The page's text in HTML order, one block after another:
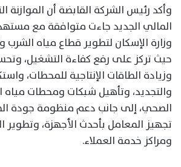
وأكد رئيس الشركة القابضة أن الموازنة
المالي الجديد جاءت متوافقة مع
وزارة الإسكان لتطوير قطاع مياه
حيث تركز على رفع كفاءة التشغيل،
وزيادة الطاقات الإنتاجية للمحطات،
والتجديد، وتأهيل شبكات ومحطات مياه
الصحي، إلى جانب دعم منظومة جودة
تجهيز المعامل بأحدث الأجهزة، وتطوير
ومراكز خدمة العملاء.